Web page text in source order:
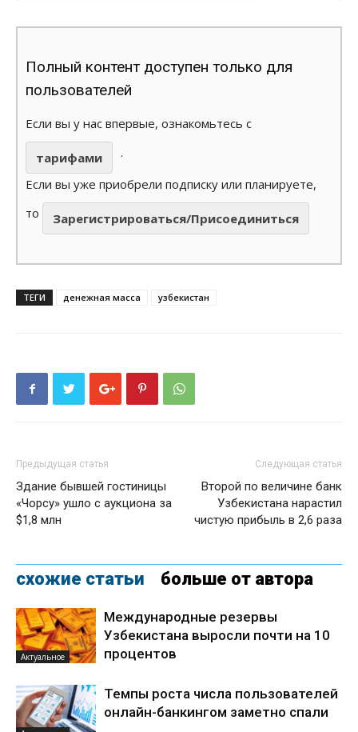
Полный контент доступен только для
пользователей
Если вы у нас впервые, ознакомьтесь с
тарифами
.
Если вы уже приобрели подписку или планируете,
то
Зарегистрироваться/Присоединиться
ТЕГИ денежная масса узбекистан
Предыдущая статья
Здание бывшей гостиницы
«Чорсу» ушло с аукциона за
$1,8 млн
Следующая статья
Второй по величине банк
Узбекистана нарастил
чистую прибыль в 2,6 раза
схожие статьи больше от автора
Актуальное
Международные резервы
Узбекистана выросли почти на 10
процентов
Темпы роста числа пользователей
онлайн-банкингом заметно спали